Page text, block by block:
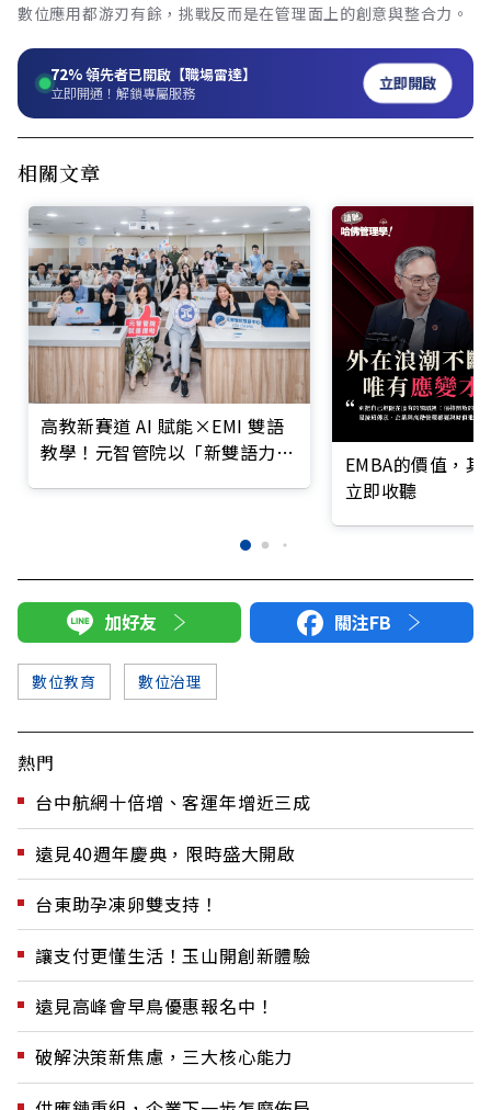
數位應用都游刃有餘，挑戰反而是在管理面上的創意與整合力。
72%領先者已開啟【職場雷達】
立即開通！解鎖專屬服務 立即開啟
相關文章
高教新賽道 AI 賦能×EMI 雙語
教學！元智管院以「新雙語力」
EMBA的價值，
立即收聽
加好友 關注FB
數位教育 數位治理
熱門
台中航網十倍增、客運年增近三成
遠見40週年慶典，限時盛大開啟
台東助孕凍卵雙支持！
讓支付更懂生活！玉山開創新體驗
遠見高峰會早鳥優惠報名中！
破解決策新焦慮，三大核心能力